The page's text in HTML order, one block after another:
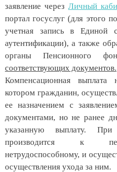
заявление через Личный
портал госуслуг (для этого
учетная запись в Единой
аутентификации), а также
органы Пенсионного
соответствующих документов.
Компенсационная выплата
котором гражданин,
ее назначением с
документами, но не ранее
указанную выплату.
производится к
нетрудоспособному, и
осуществления ухода за ним.